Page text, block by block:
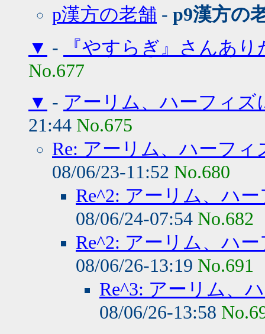
p漢方の老舗 - p9漢方の
▼ -
『やすらぎ』さんあり
No.677
▼ - アーリム、ハーフィズ
21:44 No.675
Re: アーリム、ハーフ
08/06/23-11:52 No.680
Re^2: アーリム、ハ
08/06/24-07:54 No.682
Re^2: アーリム、ハ
08/06/26-13:19 No.691
Re^3: アーリム、
08/06/26-13:58